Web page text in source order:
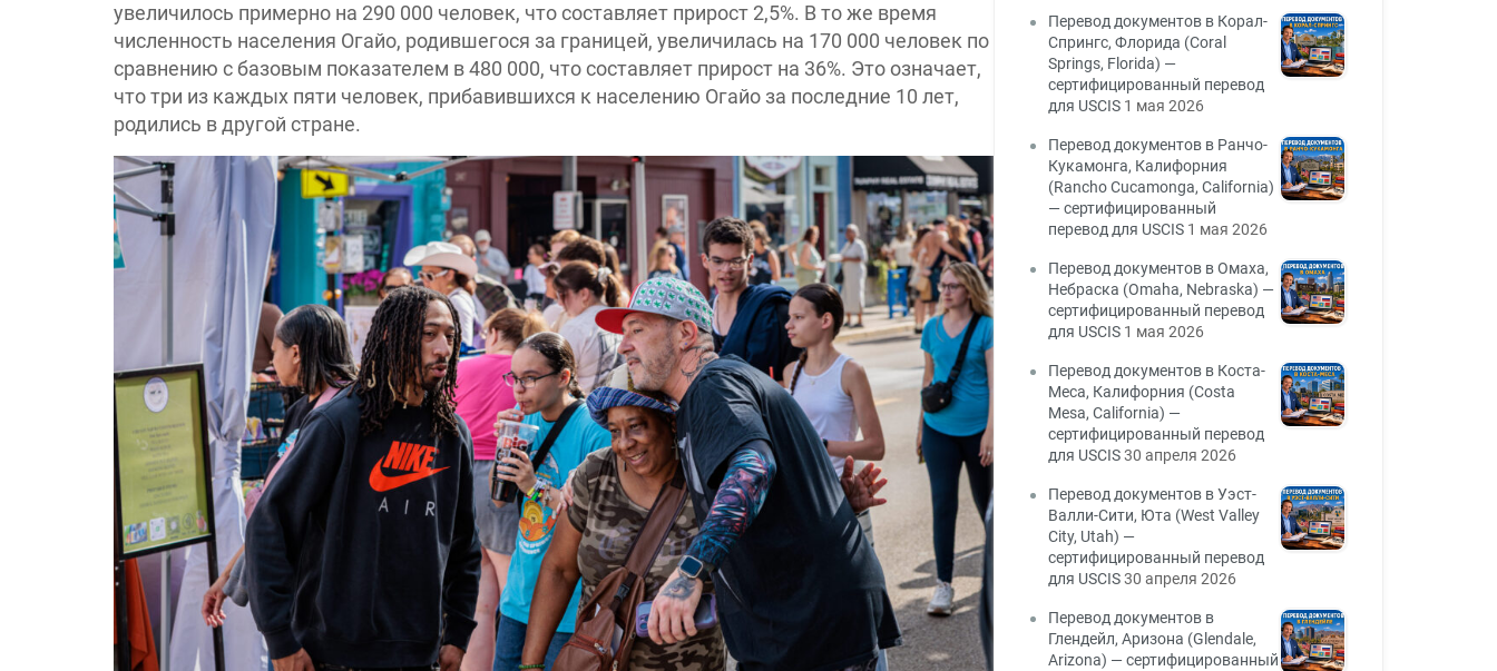
увеличилось примерно на 290 000 человек, что составляет прирост 2,5%. В то же время
численность населения Огайо, родившегося за границей, увеличилась на 170 000 человек по
сравнению с базовым показателем в 480 000, что составляет прирост на 36%. Это означает,
что три из каждых пяти человек, прибавившихся к населению Огайо за последние 10 лет,
родились в другой стране.
Перевод документов в Корал-
Спрингс, Флорида (Coral
Springs, Florida) —
сертифицированный перевод
для USCIS 1 мая 2026
Перевод документов в Ранчо-
Кукамонга, Калифорния
(Rancho Cucamonga, California)
— сертифицированный
перевод для USCIS 1 мая 2026
Перевод документов в Омаха,
Небраска (Omaha, Nebraska) —
сертифицированный перевод
для USCIS 1 мая 2026
Перевод документов в Коста-
Меса, Калифорния (Costa
Mesa, California) —
сертифицированный перевод
для USCIS30 апреля 2026
Перевод документов в Уэст-
Валли-Сити, Юта (West Valley
City, Utah) —
сертифицированный перевод
для USCIS30 апреля 2026
Перевод документов в
Глендейл, Аризона (Glendale,
Arizona) — сертифицированный